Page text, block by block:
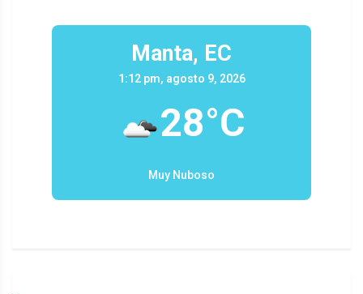
Manta, EC
1:12 pm, agosto 9, 2026
28°C
Muy Nuboso